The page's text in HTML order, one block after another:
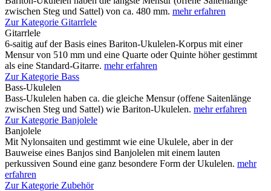
zwischen Steg und Sattel) von ca. 480 mm. mehr erfahren
Zur Kategorie Gitarrlele
Gitarrlele
6-saitig auf der Basis eines Bariton-Ukulelen-Korpus mit einer
Mensur von 510 mm und eine Quarte oder Quinte höher gestimmt
als eine Standard-Gitarre. mehr erfahren
Zur Kategorie Bass
Bass-Ukulelen
Bass-Ukulelen haben ca. die gleiche Mensur (offene Saitenlänge
zwischen Steg und Sattel) wie Bariton-Ukulelen. mehr erfahren
Zur Kategorie Banjolele
Banjolele
Mit Nylonsaiten und gestimmt wie eine Ukulele, aber in der
Bauweise eines Banjos sind Banjolelen mit einem lauten
perkussiven Sound eine ganz besondere Form der Ukulelen. mehr
erfahren
Zur Kategorie Zubehör